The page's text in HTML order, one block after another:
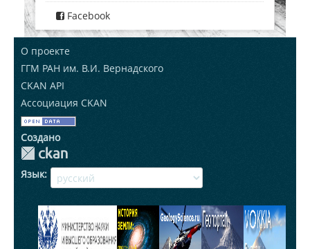
Facebook
О проекте
ГГМ РАН им. В.И. Вернадского
CKAN API
Ассоциация CKAN
Создано
Язык